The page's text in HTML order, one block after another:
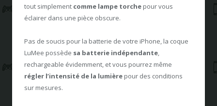
tout simplement comme lampe torche pour vous
éclairer dans une pièce obscure.
Pas de soucis pour la batterie de votre iPhone, la coque
LuMee possède sa batterie indépendante,
rechargeable évidemment, et vous pourrez même
régler l’intensité de la lumière pour des conditions
sur mesures.